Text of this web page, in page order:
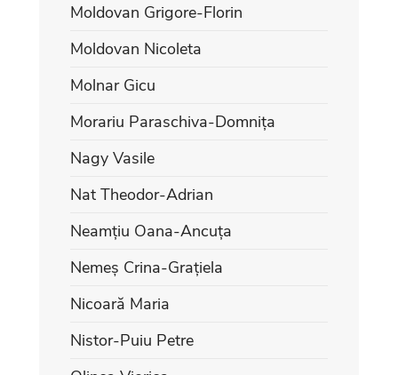
Moldovan Grigore-Florin
Moldovan Nicoleta
Molnar Gicu
Morariu Paraschiva-Domnița
Nagy Vasile
Nat Theodor-Adrian
Neamțiu Oana-Ancuța
Nemeș Crina-Grațiela
Nicoară Maria
Nistor-Puiu Petre